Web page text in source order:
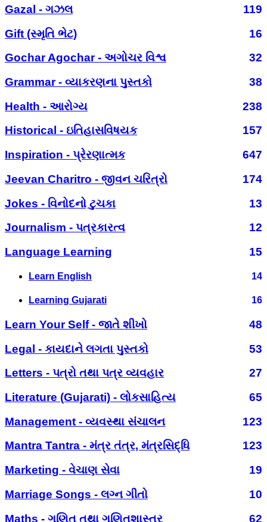
Gazal - ગઝલ
119
Gift (સ્મૃતિ ભેટ)
16
Gochar Agochar - અગોચર વિશ્વ
32
Grammar - વ્યાકરણના પુસ્તકો
38
Health - આરોગ્ય
238
Historical - ઇતિહાસવિષયક
157
Inspiration - પ્રેરણાત્મક
647
Jeevan Charitro - જીવન ચરિત્રો
174
Jokes - વિનોદનો ટુચકા
13
Journalism - પત્રકારત્વ
12
Language Learning
15
Learn English 14
Learning Gujarati 16
Learn Your Self - જાતે શીખો
48
Legal - કાયદાને લગતા પુસ્તકો
53
Letters - પત્રો તથા પત્ર વ્યવહાર
27
Literature (Gujarati) - લોકસાહિત્ય
65
Management - વ્યવસ્થા સંચાલન
123
Mantra Tantra - મંત્ર તંત્ર, મંત્રસિદ્ધિ
123
Marketing - વેચાણ સેવા
19
Marriage Songs - લગ્ન ગીતો
10
Maths - ગણિત તથા ગણિતશાસ્ત્ર
62